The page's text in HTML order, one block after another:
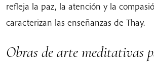
refleja la paz, la atención y la
caracterizan las enseñanzas de Thay.
Obras de arte meditativas